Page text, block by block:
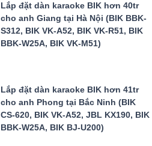
Lắp đặt dàn karaoke BIK hơn 40tr
cho anh Giang tại Hà Nội (BIK BBK-
S312, BIK VK-A52, BIK VK-R51, BIK
BBK-W25A, BIK VK-M51)
Lắp đặt dàn karaoke BIK hơn 41tr
cho anh Phong tại Bắc Ninh (BIK
CS-620, BIK VK-A52, JBL KX190, BIK
BBK-W25A, BIK BJ-U200)